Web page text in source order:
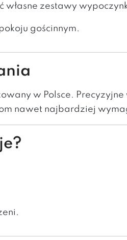
własne zestawy
gościnnym.
w Polsce.
nawet najbardziej